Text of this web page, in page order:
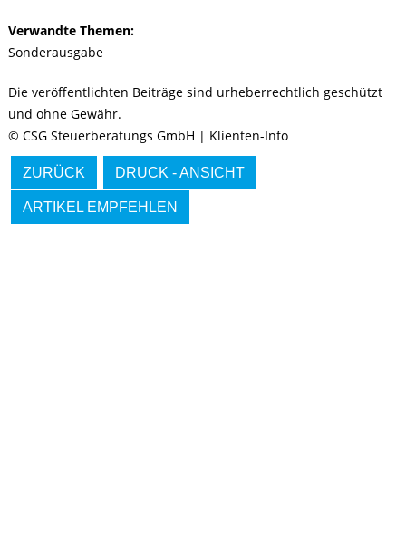
Verwandte Themen:
Sonderausgabe
Die veröffentlichten Beiträge sind urheberrechtlich geschützt
und ohne Gewähr.
© CSG Steuerberatungs GmbH | Klienten-Info
ZURÜCK DRUCK - ANSICHT
ARTIKEL EMPFEHLEN